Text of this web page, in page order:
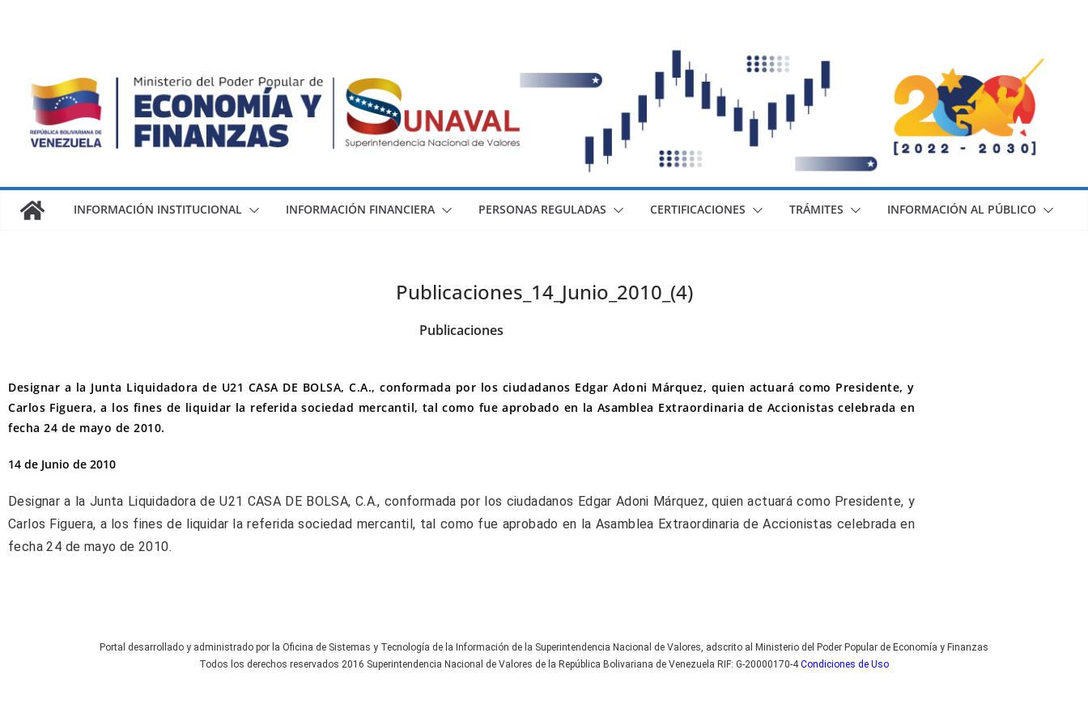
INFORMACIÓN INSTITUCIONAL INFORMACIÓN FINANCIERA PERSONAS REGULADAS CERTIFICACIONES TRÁMITES INFORMACIÓN AL PÚBLICO
Publicaciones_14_Junio_2010_(4)
Publicaciones
Designar a la Junta Liquidadora de U21 CASA DE BOLSA, C.A., conformada por los ciudadanos Edgar Adoni Márquez, quien actuará como Presidente, y
Carlos Figuera, a los fines de liquidar la referida sociedad mercantil, tal como fue aprobado en la Asamblea Extraordinaria de Accionistas celebrada en
fecha 24 de mayo de 2010.
14 de Junio de 2010
Designar a la Junta Liquidadora de U21 CASA DE BOLSA, C.A., conformada por los ciudadanos Edgar Adoni Márquez, quien actuará como Presidente, y
Carlos Figuera, a los fines de liquidar la referida sociedad mercantil, tal como fue aprobado en la Asamblea Extraordinaria de Accionistas celebrada en
fecha 24 de mayo de 2010.
Portal desarrollado y administrado por la Oficina de Sistemas y Tecnología de la Información de la Superintendencia Nacional de Valores, adscrito al Ministerio del Poder Popular de Economía y Finanzas
Todos los derechos reservados 2016 Superintendencia Nacional de Valores de la República Bolivariana de Venezuela RIF: G-20000170-4Condiciones de Uso